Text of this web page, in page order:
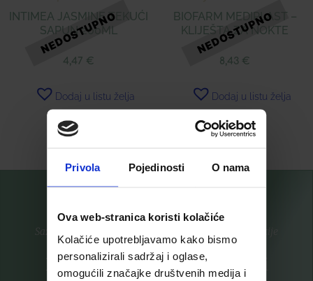
Privola Pojedinosti O nama
Ova web-stranica koristi kolačiće
Kolačiće upotrebljavamo kako bismo
personalizirali sadržaj i oglase,
omogućili značajke društvenih medija i
INTIMEA JASMINE TEKUĆI
SAPUN 200ML
4,47 €
Dodaj u listu želja
Pročitaj više
BIOFARM MEDIPLAST –
KLIJEŠTA ZA NOKTE
8,43 €
Dodaj u listu želja
Pročitaj više
Saznajte prvi za nove proizvode i ekskluzivne promocije
Prijavite se na listu za novosti